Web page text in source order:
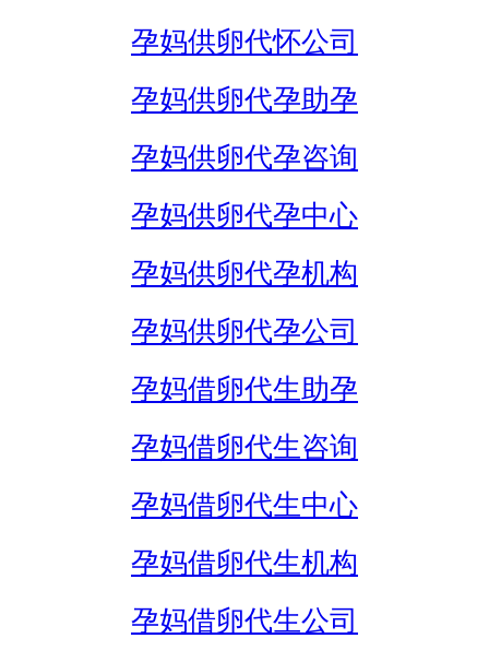
孕妈供卵代怀公司
孕妈供卵代孕助孕
孕妈供卵代孕咨询
孕妈供卵代孕中心
孕妈供卵代孕机构
孕妈供卵代孕公司
孕妈借卵代生助孕
孕妈借卵代生咨询
孕妈借卵代生中心
孕妈借卵代生机构
孕妈借卵代生公司